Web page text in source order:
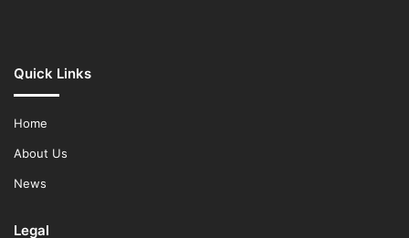
Quick Links
Home
About Us
News
Legal